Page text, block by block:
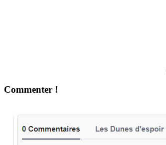
Commenter !